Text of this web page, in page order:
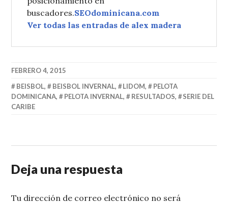
buscadores.SEOdominicana.com
Ver todas las entradas de alex madera
FEBRERO 4, 2015
BEISBOL, BEISBOL INVERNAL, LIDOM,
PELOTA
DOMINICANA, PELOTA INVERNAL, RESULTADOS,
SERIE DEL
CARIBE
Deja una respuesta
Tu dirección de correo electrónico no será